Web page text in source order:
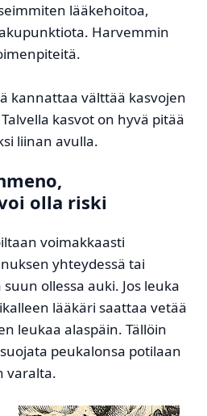
lääkehoitoa,
Harvemmin
kannattaa välttää kasvojen
kasvot on hyvä pitää
liinan avulla.
olla riski
voimakkaasti
yhteydessä tai
ollessa auki. Jos leuka
lääkäri saattaa vetää
leukaa alaspäin. Tällöin
peukalonsa potilaan
varalta.